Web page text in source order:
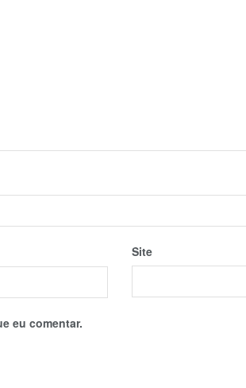
Site
eu comentar.